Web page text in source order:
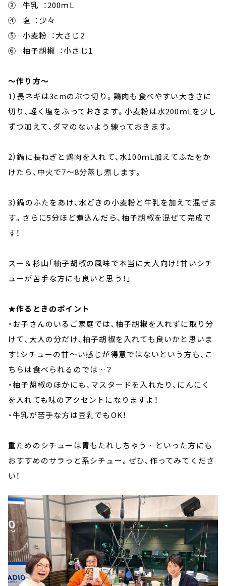
③ 牛乳 ：200ｍL
④ 塩 ：少々
⑤ 小麦粉 ：大さじ2
⑥ 柚子胡椒 ：小さじ1
～作り方～
1）長ネギは3cmのぶつ切り。鶏肉も食べやすい大きさに
切り、軽く塩をふっておきます。小麦粉は水200ｍLを少し
ずつ加えて、ダマのないよう練っておきます。
2）鍋に長ねぎと鶏肉を入れて、水100ｍL加えてふたをか
けたら、中火で7～8分蒸し煮します。
3）鍋のふたをあけ、水どきの小麦粉と牛乳を加えて混ぜま
す。さらに5分ほど煮込んだら、柚子胡椒を混ぜて完成で
す！
スー＆杉山「柚子胡椒の風味で本当に大人向け！甘いシチ
ューが苦手な方にも良いと思う！」
★作るときのポイント
・お子さんのいるご家庭では、柚子胡椒を入れずに取り分
けて、大人の分だけ、柚子胡椒を入れても良いかと思いま
す！シチューの甘～い感じが得意ではないという方も、こ
ちらは食べられるのでは…？
・柚子胡椒のほかにも、マスタードを入れたり、にんにく
を入れても味のアクセントになりますよ！
・牛乳が苦手な方は豆乳でもOK！
重ためのシチューは胃もたれしちゃう…といった方にも
おすすめのサラっと系シチュー。ぜひ、作ってみてくださ
い！